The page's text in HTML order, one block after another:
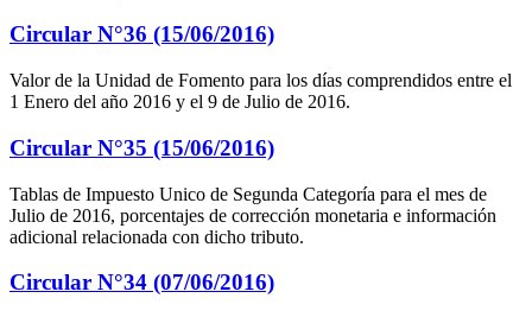
Circular N°36 (15/06/2016)
Valor de la Unidad de Fomento para los días comprendidos entre el
1 Enero del año 2016 y el 9 de Julio de 2016.
Circular N°35 (15/06/2016)
Tablas de Impuesto Unico de Segunda Categoría para el mes de
Julio de 2016, porcentajes de corrección monetaria e información
adicional relacionada con dicho tributo.
Circular N°34 (07/06/2016)